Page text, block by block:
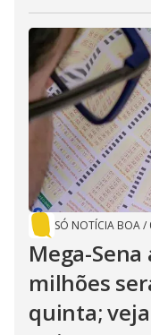
SÓ NOTÍCIA BOA/
Mega-
milhões
quinta;